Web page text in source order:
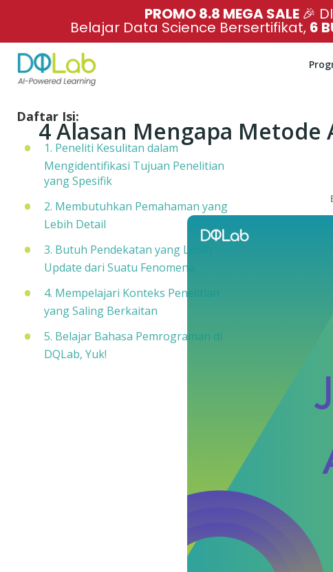
PROMO 8.8 MEGA SALE 🎉
Belajar Data Science Bersertifikat, 6
4 Alasan Mengapa
Daftar Isi:
1. Peneliti Kesulitan dalam
Mengidentifikasi Tujuan Penelitian
yang Spesifik
2. Membutuhkan Pemahaman yang
Lebih Detail
3. Butuh Pendekatan yang Lebih
Update dari Suatu Fenomena
4. Mempelajari Konteks Penelitian
yang Saling Berkaitan
5. Belajar Bahasa Pemrograman di
DQLab, Yuk!